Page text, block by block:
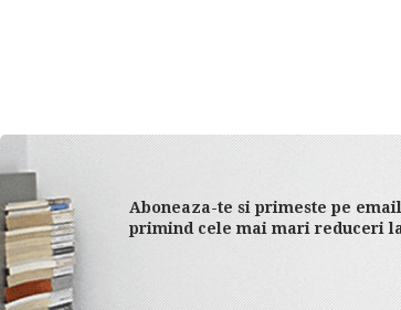
Aboneaza-te si primeste pe
primind cele mai mari reduceri